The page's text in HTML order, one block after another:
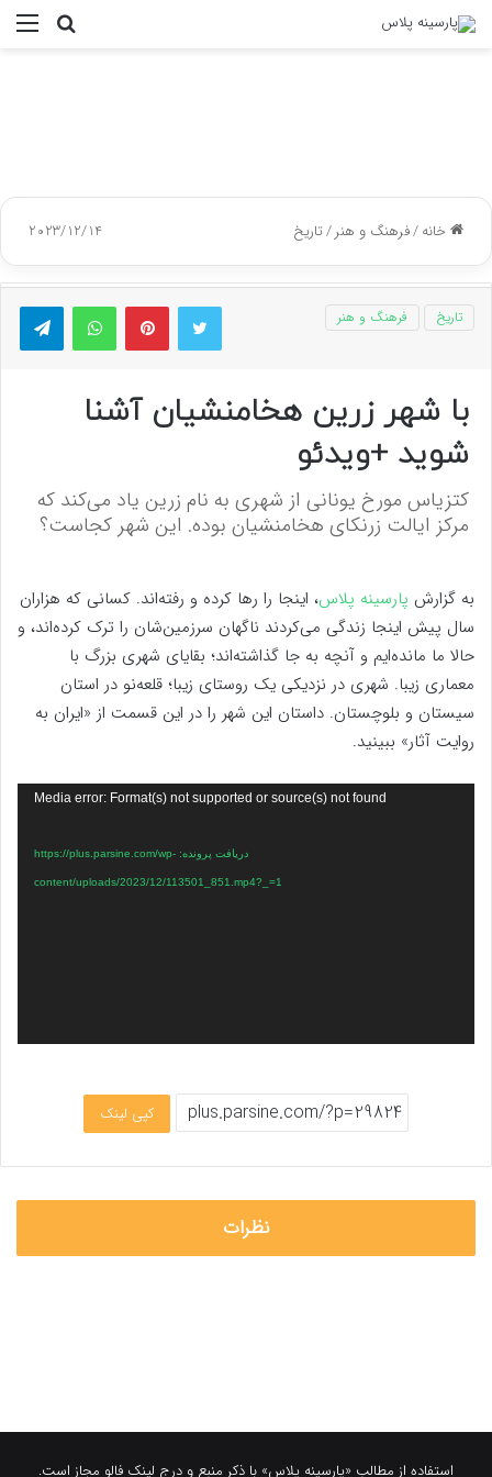
جستجو
خانه/فرهنگ و هنر/تاریخ 2023/12/14
توییتر پینتریستواتس آپ
تاریخ فرهنگ و هنر
با شهر زرین هخامنشیان آشنا
شوید +ویدئو
کتزیاس مورخ یونانی از شهری به نام زرین یاد می‌کند که
مرکز ایالت زرنکای هخامنشیان بوده. این شهر کجاست؟
به گزارش پارسینه پلاس، اینجا را رها کرده و رفته‌اند.‌ کسانی که هزاران
سال پیش اینجا زندگی‌ می‌کردند ناگهان سرزمین‌شان را ترک کرده‌اند، و
حالا ما مانده‌ایم و آنچه به جا گذاشته‌اند؛ بقایای شهری بزرگ با
معماری زیبا. شهری در نزدیکی یک روستای زیبا؛ قلعه‌نو در استان
سیستان و بلوچستان. داستان این شهر را در این قسمت از «ایران به
روایت آثار» ببینید.
Media error: Format(s) not supported or source(s) not found
دریافت پرونده: https://plus.parsine.com/wp-
content/uploads/2023/12/113501_851.mp4?_=1
کپی لینک
نظرات
استفاده از مطالب «پارسینه پلاس» با ذکر منبع و درج لینک فالو مجاز است.